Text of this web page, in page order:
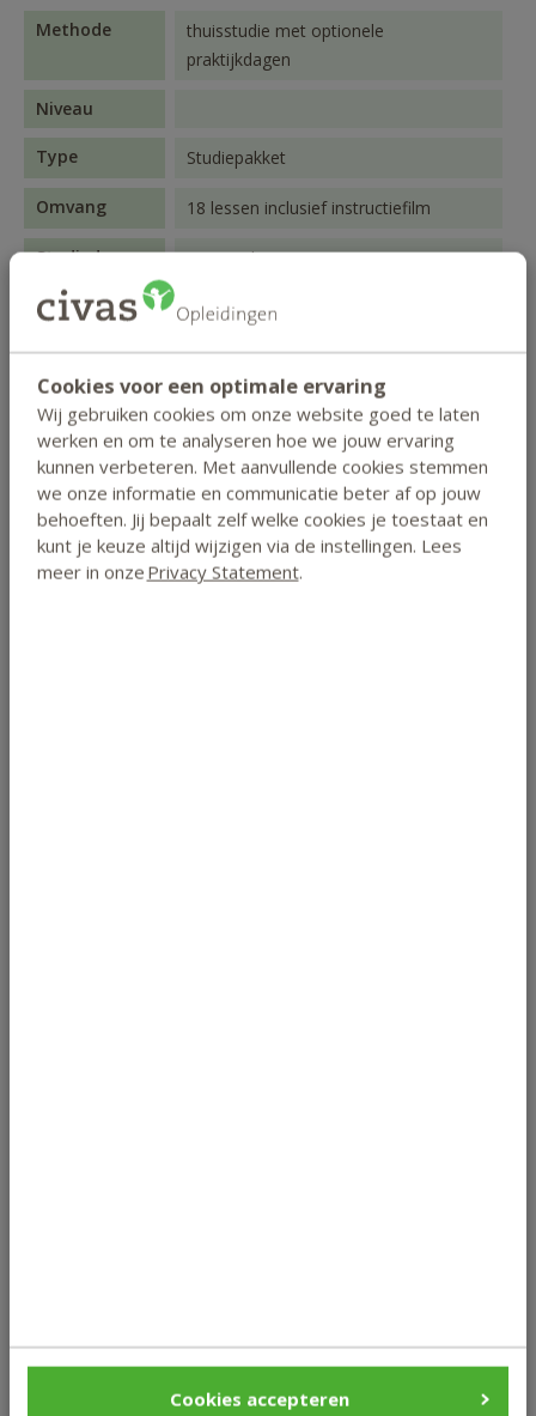
Cookies voor een optimale ervaring
Wij gebruiken cookies om onze website goed te laten
werken en om te analyseren hoe we jouw ervaring
kunnen verbeteren. Met aanvullende cookies stemmen
we onze informatie en communicatie beter af op jouw
behoeften. Jij bepaalt zelf welke cookies je toestaat en
kunt je keuze altijd wijzigen via de instellingen. Lees
meer in onze Privacy Statement.
Cookies accepteren
Methode
thuisstudie met optionele
praktijkdagen
Niveau
Type Studiepakket
Omvang 18 lessen inclusief instructiefilm
Studieduur 9 maanden
Lesgeld € 905 of 10 x € 95
Inschrijfgeld € 28
Vooropleiding
er is geen specifieke vooropleiding
vereist
Zo studeer je
coachen